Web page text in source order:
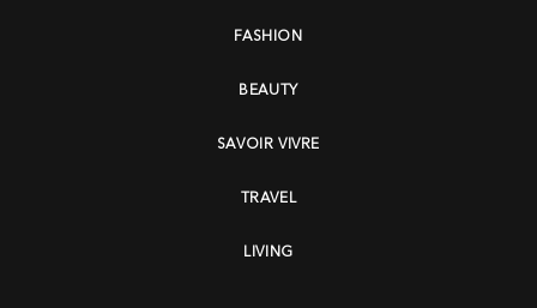
FASHION
BEAUTY
SAVOIR VIVRE
TRAVEL
LIVING